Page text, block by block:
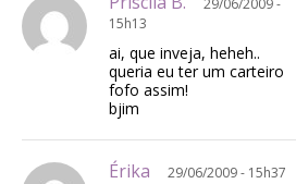
29/06/2009 -
15h13
ai, que inveja, heheh..
queria eu ter um carteiro
fofo assim!
bjim
Érika 29/06/2009 - 15h37